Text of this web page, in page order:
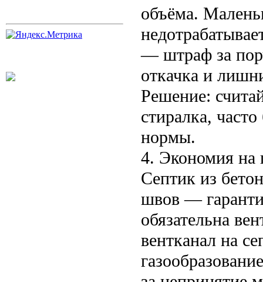
объёма.
— штраф за
откачка и
Решение:
стиралка,
нормы.
4. Экономия на
Септик из
швов —
обязательна
вентканал на